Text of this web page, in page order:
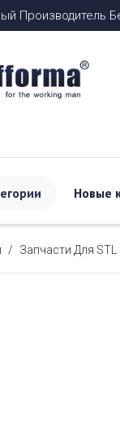
Производитель
Новые
/ Запчасти Для STL